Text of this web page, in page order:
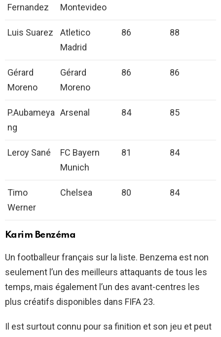
Fernandez
Montevideo
Luis Suarez
Atletico
Madrid
86 88
Gérard
Moreno
Gérard
Moreno
86 86
P.Aubameya
ng
Arsenal 84 85
Leroy Sané
FC Bayern
Munich
81 84
Timo
Werner
Chelsea 80 84
Karim Benzéma
Un footballeur français sur la liste. Benzema est non
seulement l’un des meilleurs attaquants de tous les
temps, mais également l’un des avant-centres les
plus créatifs disponibles dans FIFA 23.
Il est surtout connu pour sa finition et son jeu et peut